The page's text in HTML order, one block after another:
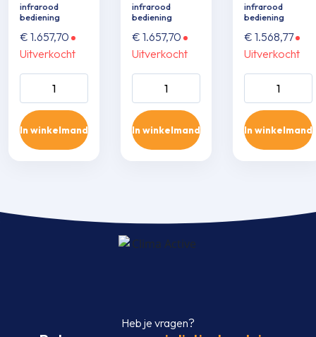
infrarood
bediening
€ 1.657,70
Uitverkocht
Wand single-split
set SRK 50 ZT-
WFB/SRC 50 ZT-
W 5,0 kW inclusief
infrarood
In winkelmand
infrarood
bediening
€ 1.657,70
Uitverkocht
Wand single-split
set SRK 50 ZT-
WFT/SRC 50 ZT-
W 5,0 kW inclusief
infrarood
In winkelmand
infrarood
bediening
€ 1.568,77
Uitverkocht
Wand single-
set SRK 50
WF/SRC 50
5,0 kW
infrarood
In winkelmand
Heb je vragen?